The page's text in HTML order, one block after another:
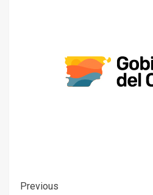
Previous